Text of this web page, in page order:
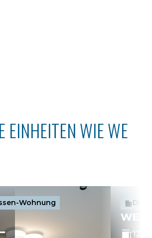
EINHEITEN WIE WE
Wohnung
WE
125